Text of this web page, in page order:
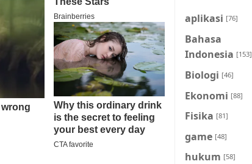
aplikasi [76]
Bahasa
Indonesia [153]
Biologi [46]
Ekonomi [88]
Fisika [81]
game [48]
hukum [58]